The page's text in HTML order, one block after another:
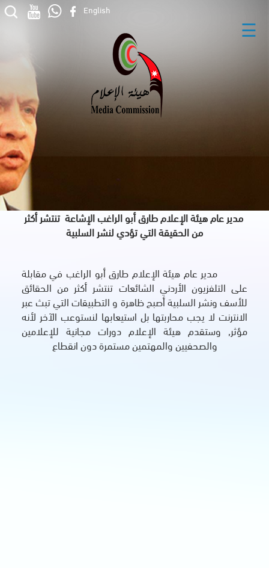
English
☰
مدير عام هيئة الإعلام طارق أبو الراغب الإشاعة تنتشر أكثر
من الحقيقة التي تؤدي لنشر السلبية
مدير عام هيئة الإعلام طارق أبو الراغب في مقابلة
على التلفزيون الأردني الشائعات تنتشر أكثر من الحقائق
للأسف ونشر السلبية أصبح ظاهرة و التطبيقات التي تبث عبر
الانترنت لا يجب محاربتها بل استيعابها لنستوعب الآخر لأنه
مؤثر, وستقدم هيئة الإعلام دورات مجانية للإعلامين
والصحفيين والمهتمين مستمرة دون انقطاع